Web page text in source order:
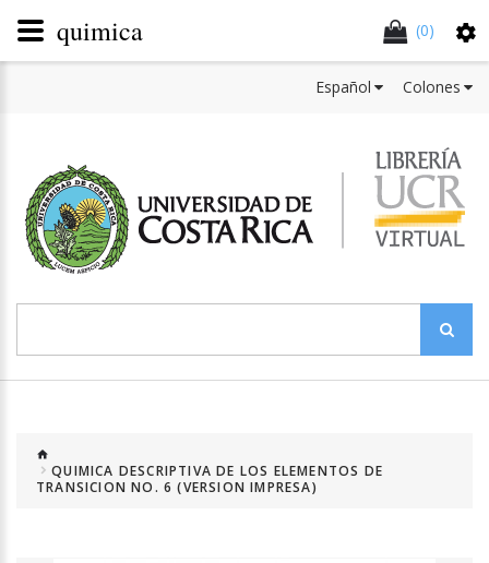
(0)
Colones
Español
QUIMICA DESCRIPTIVA DE LOS ELEMENTOS DE
TRANSICION NO. 6 (VERSION IMPRESA)
quimica